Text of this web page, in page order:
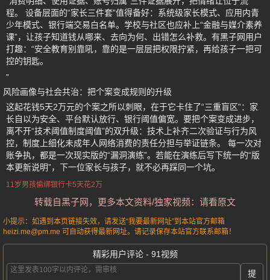
程。 设备层面的“家长三件套”值得备好：系统级家长模式、应用内青
少年模式、银行端交易白名单。学校与社区也应补上“金融与媒介素养
课”，让孩子知道钱从哪来、去向为何、出错怎么补救。有黑子网用户
打趣：“安全教育别靠吼，靠的是一层层把权限拧紧，再给孩子一把可
控的钥匙。
”
风险画像与社会共治：把个案变成规则的升级
这起花钱5天2万元的个案之所以刺眼，在于它卡住了“三重盲区”：家
长自以为安全、平台默认放行、银行阈值偏宽。要把个案变成进步，
离不开“技术阈值制度阈值”的双升级：技术上补齐二次验证与行为风
控，制度上细化未成年人网络消费的责任分担与举证链条。 每一次对
账争执，都是一次现实版的“漏洞演练”。若能在演练后写下统一的“版
本更新说明”，下一位家长与孩子，就不必再踩同一个坑。
11岁男孩偷绑银行卡5天花2万
转载自黑子网，更多本文资料/独家视频：请看原文
小提示：如遇到本页链接失效，请发送“我要最新网址”到本站官方邮箱
heizi.me@pm.me 可自动获得最新网址。请记录保存本站官方联系邮箱！
精彩用户评论 - 91视频
提